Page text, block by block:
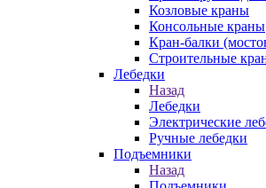
Козловые краны
Консольные краны
Кран-балки
Строительные
Лебедки
Назад
Лебедки
Электрические
Ручные лебедки
Подъемники
Назад